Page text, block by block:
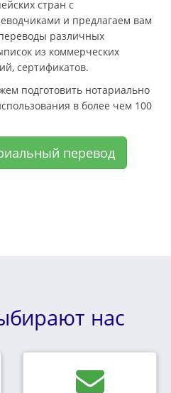
стран с
и предлагаем вам
различных
из коммерческих
сертификатов.
подготовить нотариально
в более чем 100
перевод
нас